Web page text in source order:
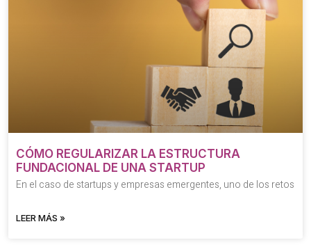
CÓMO REGULARIZAR LA ESTRUCTURA
FUNDACIONAL DE UNA STARTUP
En el caso de startups y empresas emergentes, uno de los retos
LEER MÁS »